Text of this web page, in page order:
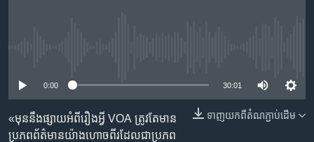
រំលង​
និង​
ចូល​
ទៅ​
បណ្តាញ​សង្គម
0:00 30:01
ទាញ​យក​ពី​តំណភ្ជាប់​ដើម
«មុន​នឹង​ផ្សាយ​អំពីរឿង​អ្វី VOA ត្រូវ​តែ​មាន​
ប្រភព​ព័ត៌មាន​យ៉ាង​ហោចពីរ​ដែល​ជា​ប្រភព​